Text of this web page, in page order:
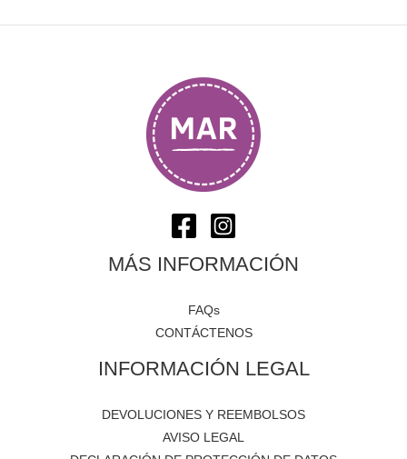
MÁS INFORMACIÓN
FAQs
CONTÁCTENOS
INFORMACIÓN LEGAL
DEVOLUCIONES Y REEMBOLSOS
AVISO LEGAL